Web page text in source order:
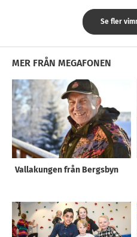
Se fler
MER FRÅN MEGAFONEN
Vallakungen från Bergsbyn